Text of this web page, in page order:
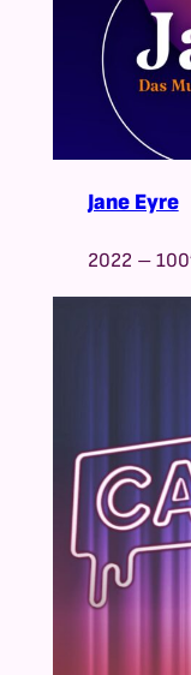
Jane Eyre
2022 –